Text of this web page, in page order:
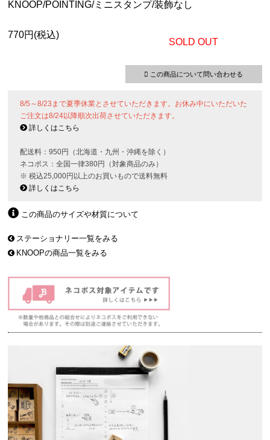
KNOOP/POINTING/ミニスタンプ/装飾なし
770円(税込)
SOLD OUT
この商品について問い合わせる
8/5～8/23まで夏季休業とさせていただきます。お休み中にいただいた
ご注文は8/24以降順次出荷させていただきます。
詳しくはこちら
配送料：950円（北海道・九州・沖縄を除く）
ネコポス：全国一律380円（対象商品のみ）
※ 税込25,000円以上のお買いもので送料無料
詳しくはこちら
この商品のサイズや材質について
ステーショナリー一覧をみる
KNOOPの商品一覧をみる